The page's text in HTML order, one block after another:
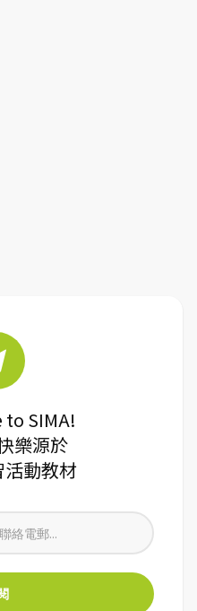
SIMA!
樂源於
動教材